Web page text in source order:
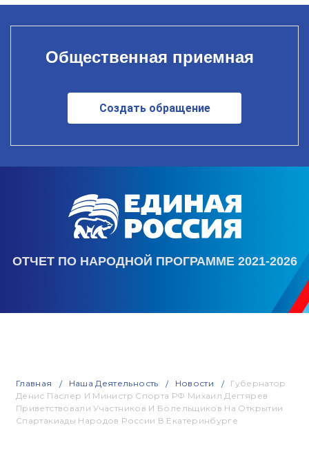
Общественная приемная
Создать обращение
ОТЧЕТ ПО НАРОДНОЙ ПРОГРАММЕ 2021-2026
Главная Наша Деятельность Новости
Губернатор
Денис Паслер И Министр Спорта РФ Михаил Дегтярев
Приветствовали Участников И Болельщиков На Открытии
Спартакиады Народов России В Екатеринбурге